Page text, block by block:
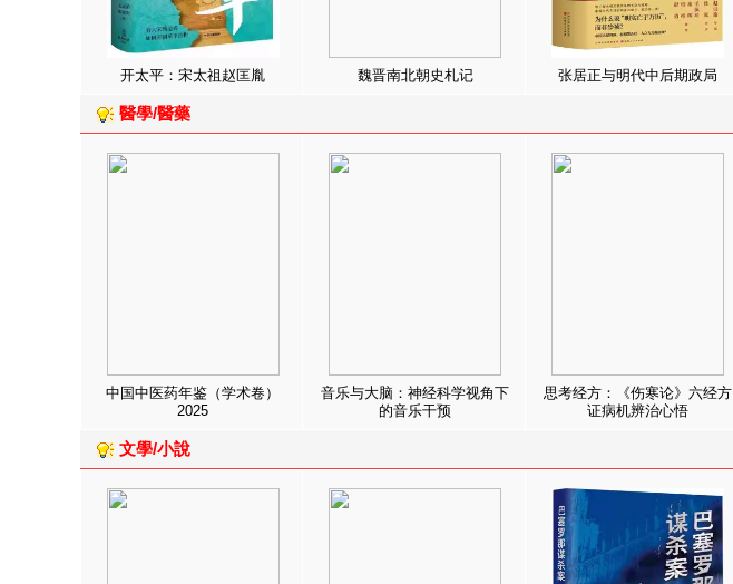
开太平：宋太祖赵匡胤 魏晋南北朝史札记 张居正与明代中后期政局
醫學/醫藥
中国中医药年鉴（学术卷）
2025
音乐与大脑：神经科学视角下
的音乐干预
思考经方：《伤寒论》六经方
证病机辨治心悟
文學/小說